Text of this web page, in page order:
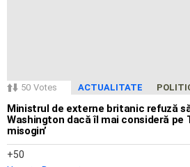
50 Votes ACTUALITATE
Ministrul de externe britanic refuză
Washington dacă îl mai consideră pe
misogin’
50